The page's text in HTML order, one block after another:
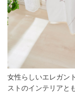
女性らしいエレガン
ストのインテリアと